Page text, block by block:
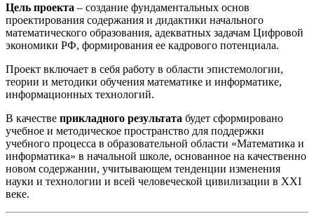
Цель проекта – создание фундаментальных основ
проектирования содержания и дидактики начального
математического образования, адекватных задачам Цифровой
экономики РФ, формирования ее кадрового потенциала.
Проект включает в себя работу в области эпистемологии,
теории и методики обучения математике и информатике,
информационных технологий.
В качестве прикладного результата будет сформировано
учебное и методическое пространство для поддержки
учебного процесса в образовательной области «Математика и
информатика» в начальной школе, основанное на качественно
новом содержании, учитывающем тенденции изменения
науки и технологии и всей человеческой цивилизации в XXI
веке.